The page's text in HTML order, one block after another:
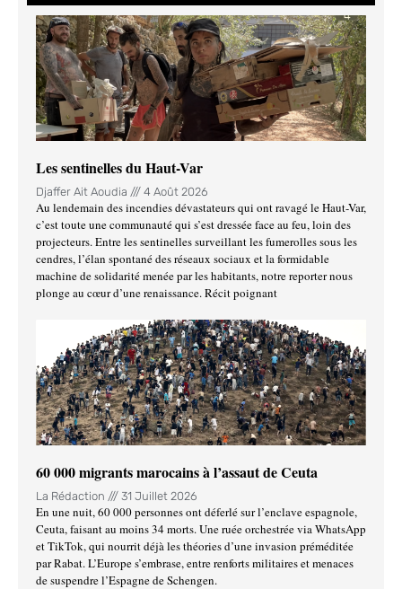
Les sentinelles du Haut-Var
Djaffer Ait Aoudia 4 Août 2026
Au lendemain des incendies dévastateurs qui ont ravagé le Haut-Var,
c’est toute une communauté qui s’est dressée face au feu, loin des
projecteurs. Entre les sentinelles surveillant les fumerolles sous les
cendres, l’élan spontané des réseaux sociaux et la formidable
machine de solidarité menée par les habitants, notre reporter nous
plonge au cœur d’une renaissance. Récit poignant
60 000 migrants marocains à l’assaut de Ceuta
La Rédaction 31 Juillet 2026
En une nuit, 60 000 personnes ont déferlé sur l’enclave espagnole,
Ceuta, faisant au moins 34 morts. Une ruée orchestrée via WhatsApp
et TikTok, qui nourrit déjà les théories d’une invasion préméditée
par Rabat. L’Europe s’embrase, entre renforts militaires et menaces
de suspendre l’Espagne de Schengen.